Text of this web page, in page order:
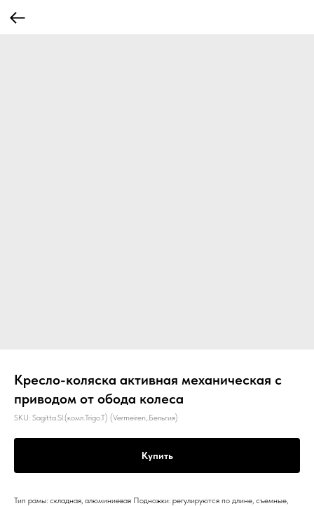
Кресло-коляска активная механическая с
приводом от обода колеса
SKU: Sagitta.Sl.(комл.Trigo.T) (Vermeiren,.Бельгия)
Купить
Тип рамы: складная, алюминиевая Подножки: регулируются по длине, съемные,